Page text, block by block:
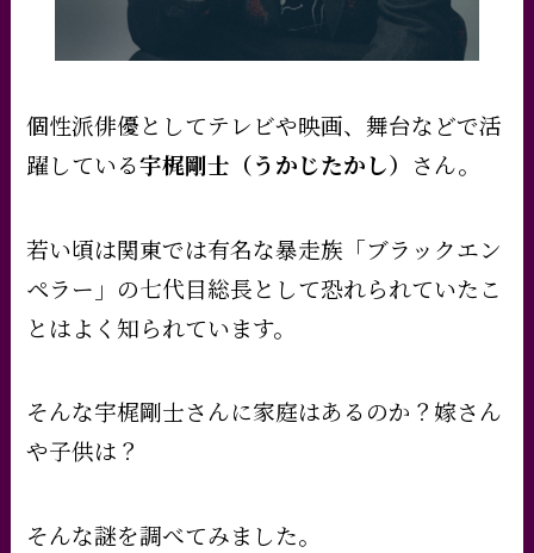
個性派俳優としてテレビや映画、舞台などで活
躍している宇梶剛士（うかじたかし） さん。
若い頃は関東では有名な暴走族「ブラックエン
ペラー」の七代目総長として恐れられていたこ
とはよく知られています。
そんな宇梶剛士さんに家庭はあるのか？嫁さん
や子供は？
そんな謎を調べてみました。